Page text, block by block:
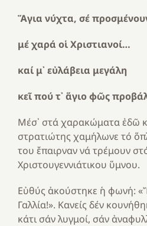
Ἅγια νύχτα, σέ
μέ χαρά οἱ Χριστιανοί…
καί μ᾽ εὐλάβεια μεγάλη
κεῖ πού τ᾽ ἅγιο φῶς
Μέσ᾽ στά χαρακώματα ἐδῶ
στρατιώτης χαμήλωνε τό
του ἔπαιρναν νά τρέμουν
Χριστουγεννιάτικου ὕμνου.
Εὐθύς ἀκούστηκε ἡ φωνή:
Γαλλία!». Κανείς δέν
κάτι σάν λυγμοί, σάν